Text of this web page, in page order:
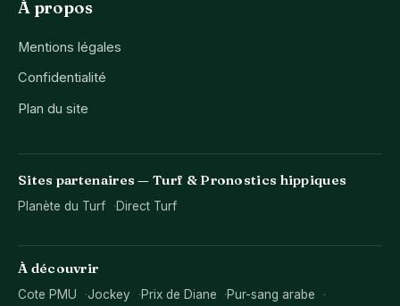
À propos
Mentions légales
Confidentialité
Plan du site
Sites partenaires — Turf & Pronostics hippiques
Planète du Turf Direct Turf
À découvrir
Cote PMU Jockey Prix de Diane
Pur-sang arabe